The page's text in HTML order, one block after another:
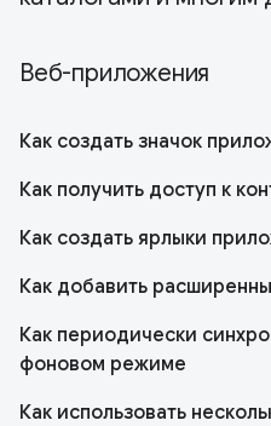
Веб-приложения
Как создать значок
Как получить доступ к
Как создать ярлыки
Как добавить
Как периодически
фоновом режиме
Как использовать